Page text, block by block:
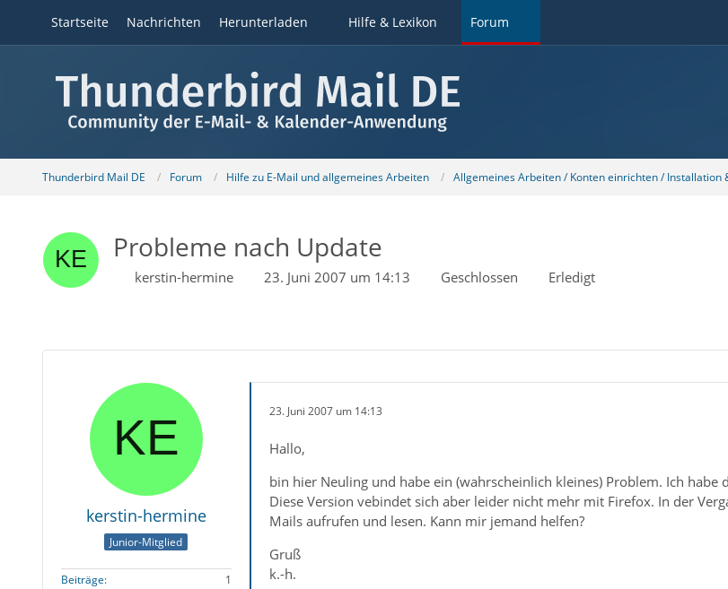
Startseite Nachrichten Herunterladen Hilfe & Lexikon Forum
Thunderbird Mail DE Forum Hilfe zu E-Mail und allgemeines Arbeiten Allgemeines Arbeiten / Konten einrichten / Installation
Probleme nach Update
kerstin-hermine 23. Juni 2007 um 14:13 Geschlossen Erledigt
kerstin-hermine
Junior-Mitglied
Beiträge
1
23. Juni 2007 um 14:13
Hallo,
bin hier Neuling und habe ein (wahrscheinlich kleines) Problem. Ich
Diese Version vebindet sich aber leider nicht mehr mit Firefox. In der
Mails aufrufen und lesen. Kann mir jemand helfen?
Gruß
k.-h.